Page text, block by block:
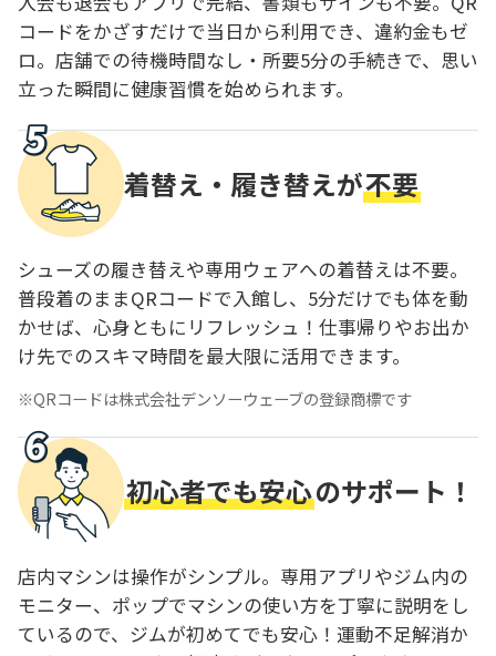
コードをかざすだけで当日から利用でき、違約金もゼ
ロ。店舗での待機時間なし・所要5分の手続きで、思い
立った瞬間に健康習慣を始められます。
着替え・履き替えが不要
シューズの履き替えや専用ウェアへの着替えは不要。
普段着のままQRコードで入館し、5分だけでも体を動
かせば、心身ともにリフレッシュ！仕事帰りやお出か
け先でのスキマ時間を最大限に活用できます。
QRコードは株式会社デンソーウェーブの登録商標です
初心者でも安心のサポート！
店内マシンは操作がシンプル。専用アプリやジム内の
モニター、ポップでマシンの使い方を丁寧に説明をし
ているので、ジムが初めてでも安心！運動不足解消か